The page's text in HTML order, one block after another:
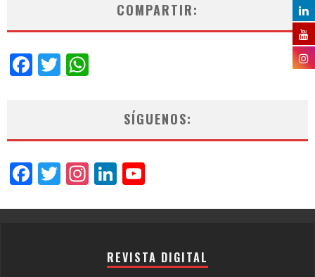
COMPARTIR:
Facebook
Twitter
SÍGUENOS:
Facebook
Twitter
Instagram
LinkedIn
REVISTA DIGITAL